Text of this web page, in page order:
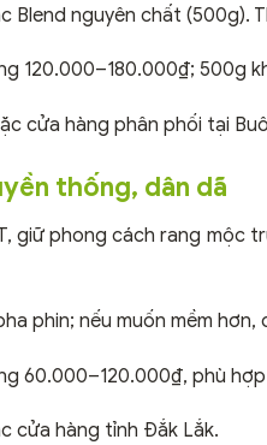
Blend nguyên chất (500g).
120.000–180.000₫; 500g
cửa hàng phân phối tại
thống, dân dã
giữ phong cách rang mộc
phin; nếu muốn mềm hơn,
60.000–120.000₫, phù
cửa hàng tỉnh Đắk Lắk.